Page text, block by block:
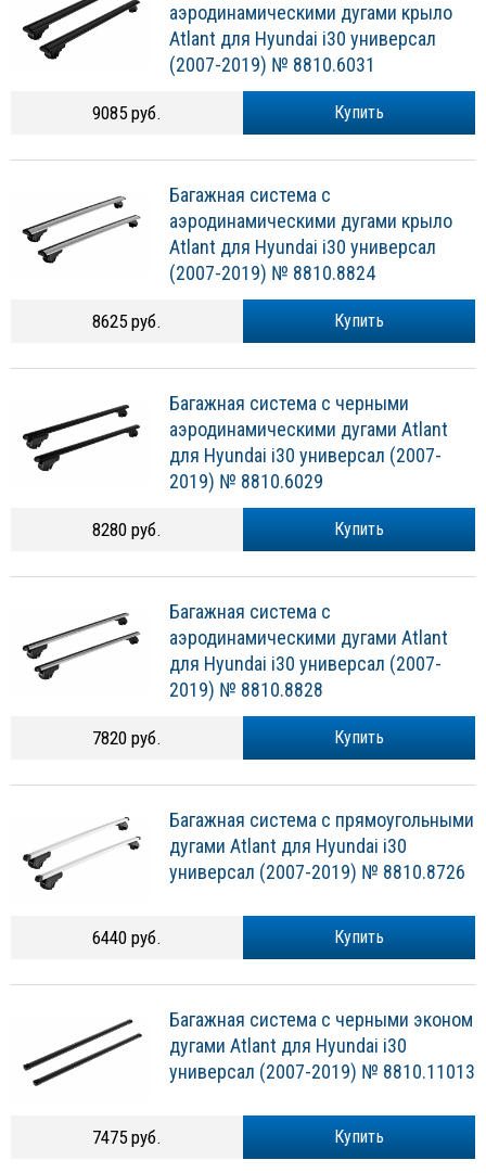
аэродинамическими дугами крыло
Atlant для Hyundai i30 универсал
(2007-2019) № 8810.6031
Купить
9085 руб.
Багажная система с
аэродинамическими дугами крыло
Atlant для Hyundai i30 универсал
(2007-2019) № 8810.8824
Купить
8625 руб.
Багажная система с черными
аэродинамическими дугами Atlant
для Hyundai i30 универсал (2007-
2019) № 8810.6029
Купить
8280 руб.
Багажная система с
аэродинамическими дугами Atlant
для Hyundai i30 универсал (2007-
2019) № 8810.8828
Купить
7820 руб.
Багажная система с прямоугольными
дугами Atlant для Hyundai i30
универсал (2007-2019) № 8810.8726
Купить
6440 руб.
Багажная система с черными эконом
дугами Atlant для Hyundai i30
универсал (2007-2019) № 8810.11013
Купить
7475 руб.